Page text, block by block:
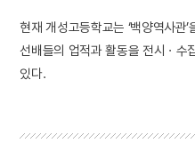
현재 개성고등학교는 ‘백양역사관
선배들의 업적과 활동을 전시ㆍ수
있다.